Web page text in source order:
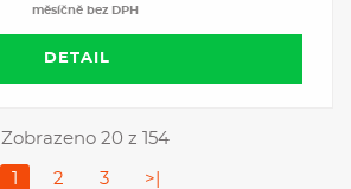
měsíčně bez DPH
DETAIL
Zobrazeno 20 z 154
1 2 3 >|